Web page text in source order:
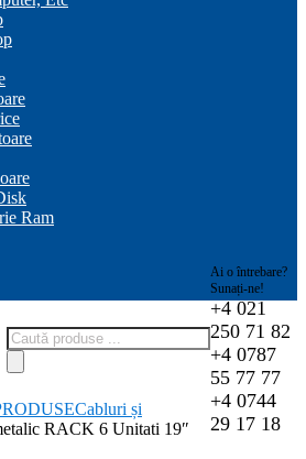
Ram
Products
search
Ai o întrebare?
Sunați-ne!
+4 021
250 71 82
+4 0787
55 77 77
+4 0744
29 17 18
Cabluri și
RACK 6 Unitati 19″